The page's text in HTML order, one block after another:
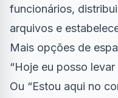
funcionários,
arquivos e
Mais opções de
“Hoje eu posso
Ou “Estou aqui no